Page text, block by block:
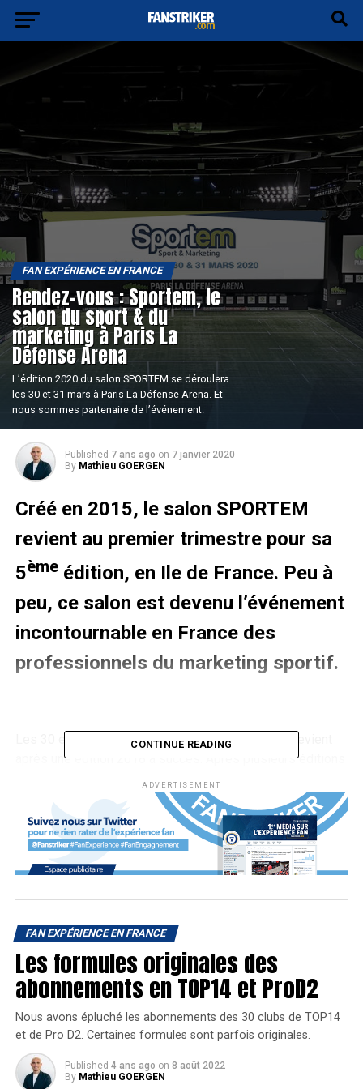
FAN EXPÉRIENCE EN FRANCE
Rendez-vous : Sportem, le
salon du sport & du
marketing à Paris La
Défense Arena
L’édition 2020 du salon SPORTEM se déroulera
les 30 et 31 mars à Paris La Défense Arena. Et
nous sommes partenaire de l’événement.
Published 7 ans ago on 7 janvier 2020
By Mathieu GOERGEN
Créé en 2015, le salon SPORTEM
revient au premier trimestre pour sa
5èmeédition, en Ile de France. Peu à
peu, ce salon est devenu l’événement
incontournable en France des
professionnels du marketing sportif.
Les 30 et 31 mars prochains, le salon SPORTEM revient
après une édition 2018 à succès. Après plusieurs éditions
au stade Pierre Mauroy à Lille et au Parc des Princes à
Paris, cette année, le salon se tiendra à Nanterre, dans
l’enceinte de Paris La Défense Arena.
Un salon du sport business, du
marketing et de la fan
expérience
Si vous êtes un acteur du sport business, vous avez
surement déjà entendu parler du salonSPORTEM depuis
sa première édition en 2015 au stade Pierre Mauroy à
Lille. Nous y étions déjà, en tant que visiteurs.
SPORTEM est un salon réservé aux professionnels
organisé par l’agence 3e Ligne. Il réunit sur deux journées
différents acteurs du monde du sport professionnel tels
CONTINUE READING
ADVERTISEMENT
FAN EXPÉRIENCE EN FRANCE
Les formules originales des
abonnements en TOP14 et ProD2
Nous avons épluché les abonnements des 30 clubs de TOP14
et de Pro D2. Certaines formules sont parfois originales.
Published 4 ans ago on 8 août 2022
By Mathieu GOERGEN